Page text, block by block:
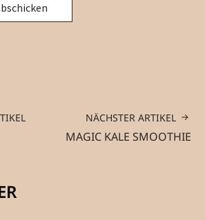
NÄCHSTER ARTIKEL
MAGIC KALE SMOOTHIE